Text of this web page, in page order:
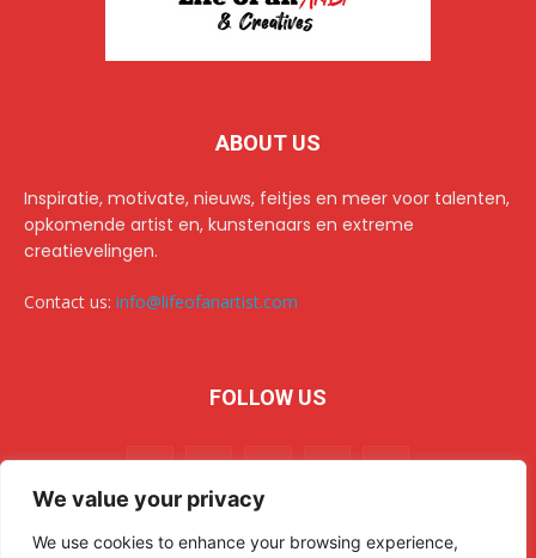
We value your privacy
We use cookies to enhance your browsing experience,
ABOUT US
Inspiratie, motivate, nieuws, feitjes en meer voor talenten,
opkomende artist en, kunstenaars en extreme
creatievelingen.
Contact us: info@lifeofanartist.com
FOLLOW US